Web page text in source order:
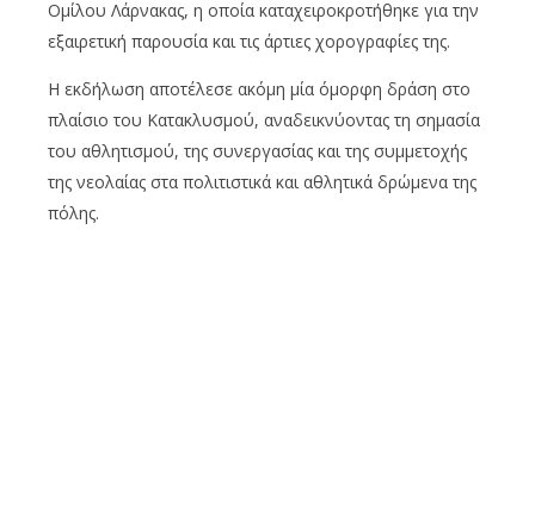
Ομίλου Λάρνακας, η οποία καταχειροκροτήθηκε για την
εξαιρετική παρουσία και τις άρτιες χορογραφίες της.
Η εκδήλωση αποτέλεσε ακόμη μία όμορφη δράση στο
πλαίσιο του Κατακλυσμού, αναδεικνύοντας τη σημασία
του αθλητισμού, της συνεργασίας και της συμμετοχής
της νεολαίας στα πολιτιστικά και αθλητικά δρώμενα της
πόλης.